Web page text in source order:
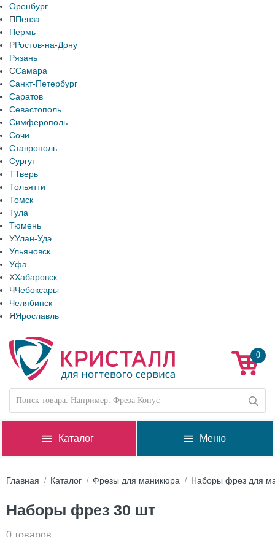
Оренбург
ППенза
Пермь
РРостов-на-Дону
Рязань
ССамара
Санкт-Петербург
Саратов
Севастополь
Симферополь
Сочи
Ставрополь
Сургут
ТТверь
Тольятти
Томск
Тула
Тюмень
УУлан-Удэ
Ульяновск
Уфа
ХХабаровск
ЧЧебоксары
Челябинск
ЯЯрославль
0
Каталог Меню
Главная Каталог Фрезы для маникюра Наборы фрез для
Наборы фрез 30 шт
0 товаров